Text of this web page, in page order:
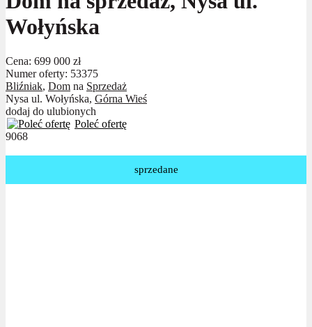
Wołyńska
Cena: 699 000 zł
Numer oferty: 53375
Bliźniak, Dom na Sprzedaż
Nysa ul. Wołyńska, Górna Wieś
dodaj do ulubionych
Poleć ofertę
9068
sprzedane